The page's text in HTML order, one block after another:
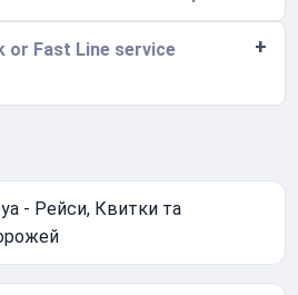
or Fast Line service
- Рейси, Квитки та